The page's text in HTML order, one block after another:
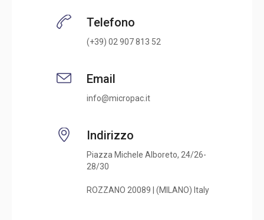
Telefono
(+39) 02 907 813 52
Email
info@micropac.it
Indirizzo
Piazza Michele Alboreto, 24/26-
28/30
ROZZANO 20089 | (MILANO) Italy